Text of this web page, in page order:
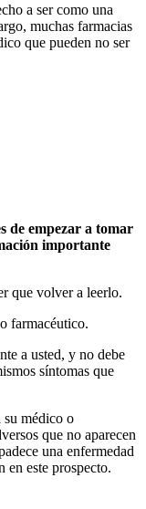
a ser como una
muchas farmacias
que pueden no ser
de empezar a tomar
importante
que volver a leerlo.
farmacéutico.
a usted, y no debe
síntomas que
su médico o
que no aparecen
una enfermedad
en este prospecto.